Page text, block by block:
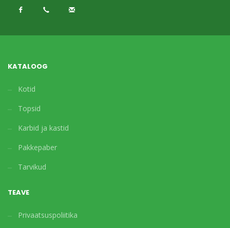
KATALOOG
Kotid
Topsid
Karbid ja kastid
Pakkepaber
Tarvikud
TEAVE
Privaatsuspoliitika